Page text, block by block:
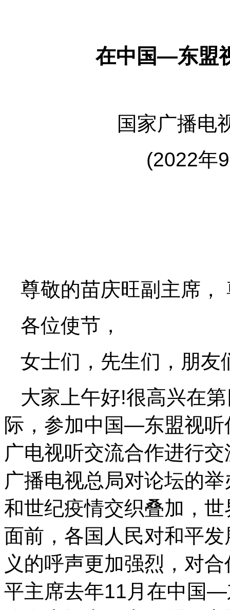
在中国—东盟
国家广播电
(2022年
尊敬的苗庆旺副主席，
各位使节，
女士们，先生们，朋友
大家上午好!很高兴在
际，参加中国—东盟视听
广电视听交流合作进行
广播电视总局对论坛的
和世纪疫情交织叠加，
面前，各国人民对和平
义的呼声更加强烈，对
平主席去年11月在中国